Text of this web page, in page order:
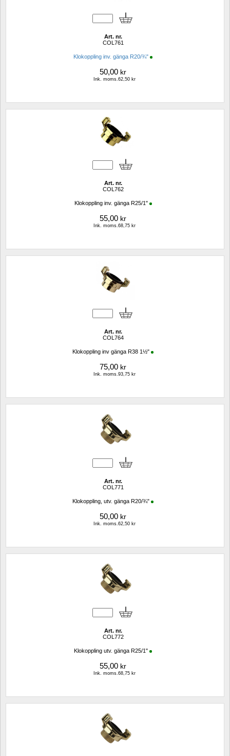
Art. nr.
COL761
Klokoppling inv. gänga R20/¾"
50,00 kr
Ink. moms.62,50 kr
Art. nr.
COL762
Klokoppling inv. gänga R25/1"
55,00 kr
Ink. moms.68,75 kr
Art. nr.
COL764
Klokoppling inv gänga R38 1½"
75,00 kr
Ink. moms.93,75 kr
Art. nr.
COL771
Klokoppling, utv. gänga R20/¾"
50,00 kr
Ink. moms.62,50 kr
Art. nr.
COL772
Klokoppling utv. gänga R25/1"
55,00 kr
Ink. moms.68,75 kr